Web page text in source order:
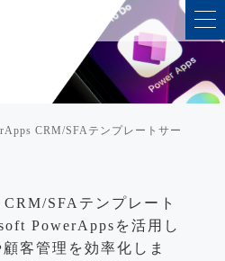
CRM/SFAテンプレートサー
SFAテンプレート
PowerAppsを活用し
客管理を効率化しま